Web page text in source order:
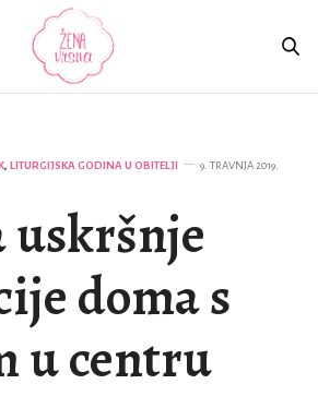
, LITURGIJSKA GODINA U OBITELJI 9. TRAVNJA 2019.
uskršnje
doma s
u centru